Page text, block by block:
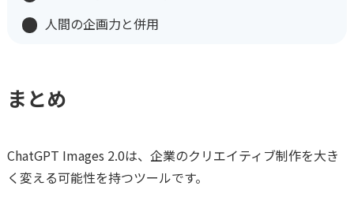
人間の企画力と併用
まとめ
ChatGPT Images 2.0は、企業のクリエイティブ制作を大き
く変える可能性を持つツールです。